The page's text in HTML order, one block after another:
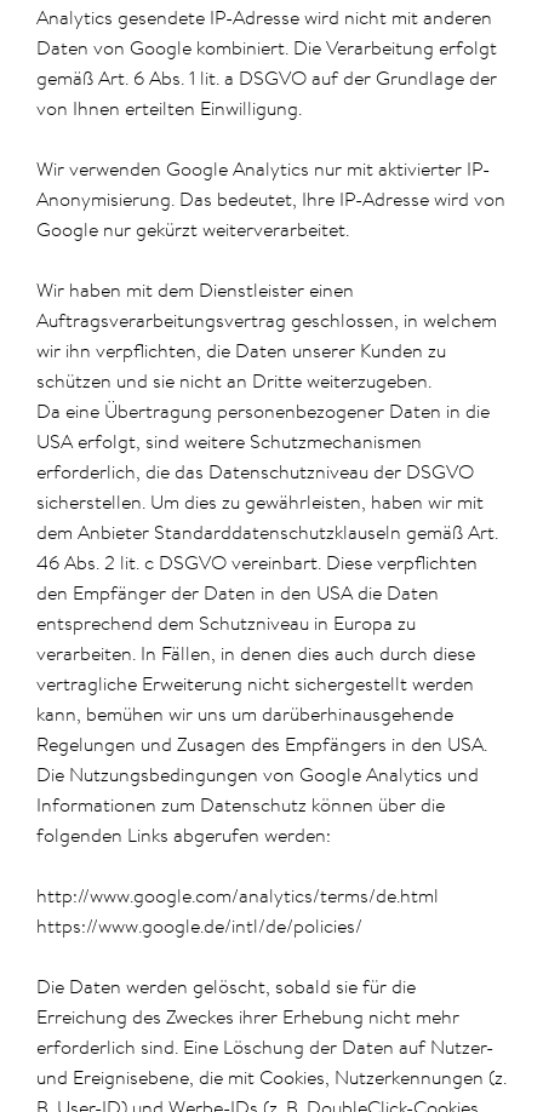
Analytics gesendete IP-Adresse wird nicht mit anderen
Daten von Google kombiniert. Die Verarbeitung erfolgt
gemäß Art. 6 Abs. 1 lit. a DSGVO auf der Grundlage der
von Ihnen erteilten Einwilligung.
Wir verwenden Google Analytics nur mit aktivierter IP-
Anonymisierung. Das bedeutet, Ihre IP-Adresse wird von
Google nur gekürzt weiterverarbeitet.
Wir haben mit dem Dienstleister einen
Auftragsverarbeitungsvertrag geschlossen, in welchem
wir ihn verpflichten, die Daten unserer Kunden zu
schützen und sie nicht an Dritte weiterzugeben.
Da eine Übertragung personenbezogener Daten in die
USA erfolgt, sind weitere Schutzmechanismen
erforderlich, die das Datenschutzniveau der DSGVO
sicherstellen. Um dies zu gewährleisten, haben wir mit
dem Anbieter Standarddatenschutzklauseln gemäß Art.
46 Abs. 2 lit. c DSGVO vereinbart. Diese verpflichten
den Empfänger der Daten in den USA die Daten
entsprechend dem Schutzniveau in Europa zu
verarbeiten. In Fällen, in denen dies auch durch diese
vertragliche Erweiterung nicht sichergestellt werden
kann, bemühen wir uns um darüberhinausgehende
Regelungen und Zusagen des Empfängers in den USA.
Die Nutzungsbedingungen von Google Analytics und
Informationen zum Datenschutz können über die
folgenden Links abgerufen werden:
http://www.google.com/analytics/terms/de.html
https://www.google.de/intl/de/policies/
Die Daten werden gelöscht, sobald sie für die
Erreichung des Zweckes ihrer Erhebung nicht mehr
erforderlich sind. Eine Löschung der Daten auf Nutzer-
und Ereignisebene, die mit Cookies, Nutzerkennungen (z.
B. User-ID) und Werbe-IDs (z. B. DoubleClick-Cookies,